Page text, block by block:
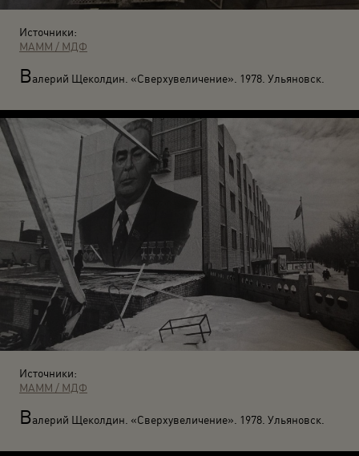
Источники:
МАММ / МДФ
Валерий Щеколдин. «Сверхувеличение». 1978. Ульяновск.
Источники:
МАММ / МДФ
Валерий Щеколдин. «Сверхувеличение». 1978. Ульяновск.